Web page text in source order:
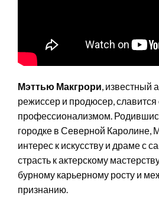
Мэттью Макгрори, известный
режиссер и продюсер,
профессионализмом.
городке в Северной Каролине,
интерес к искусству и драме с
страсть к актерскому
бурному карьерному росту и
признанию.